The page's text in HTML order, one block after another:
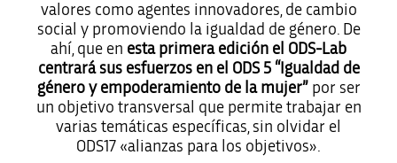
valores como agentes innovadores, de cambio
social y promoviendo la igualdad de género. De
ahí, que en esta primera edición el ODS-Lab
centrará sus esfuerzos en el ODS 5 “Igualdad de
género y empoderamiento de la mujer”por ser
un objetivo transversal que permite trabajar en
varias temáticas específicas, sin olvidar el
ODS17 «alianzas para los objetivos».